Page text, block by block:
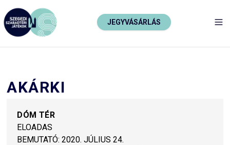
JEGYVÁSÁRLÁS
AKÁRKI
DÓM TÉR
ELOADAS
BEMUTATÓ: 2020. JÚLIUS 24.